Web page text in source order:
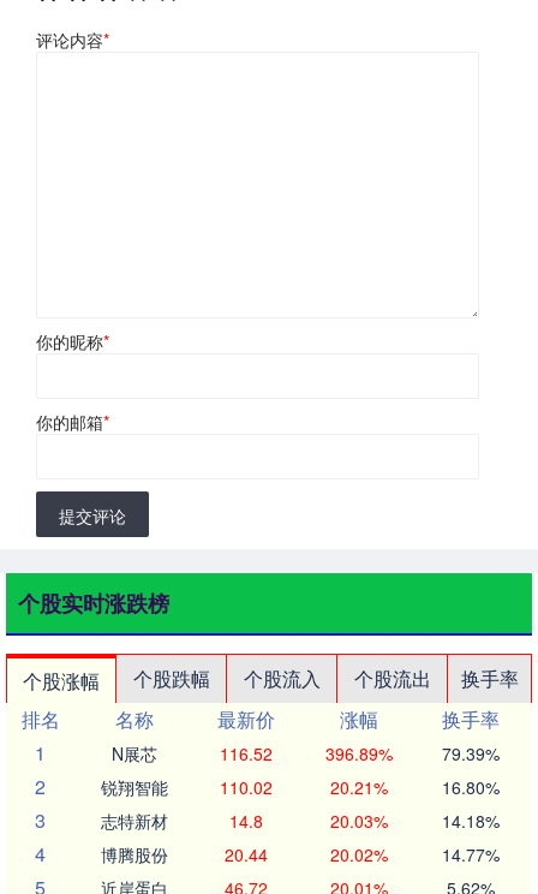
评论内容*
你的昵称*
你的邮箱*
提交评论
个股实时涨跌榜
个股涨幅 个股跌幅 个股流入 个股流出
换手率
排名
名称 最新价 涨幅
换手率
1
N展芯 116.52 396.89% 79.39%
2 锐翔智能 110.02 20.21% 16.80%
3 志特新材 14.8 20.03% 14.18%
4 博腾股份 20.44 20.02% 14.77%
5 近岸蛋白 46.72 20.01% 5.62%